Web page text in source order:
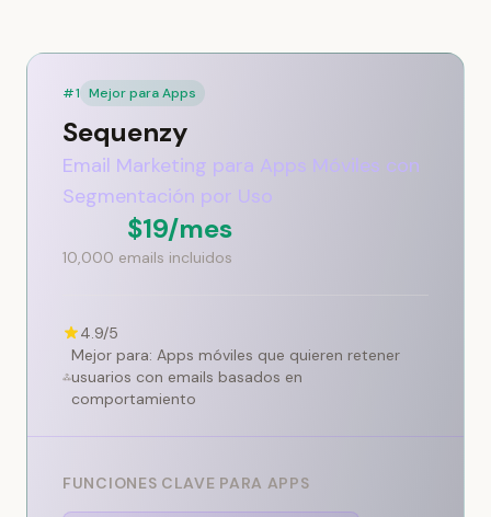
#1 Mejor para Apps
Sequenzy
Email Marketing para Apps Móviles con
Segmentación por Uso
$19/mes
10,000 emails incluidos
4.9/5
Mejor para: Apps móviles que quieren retener
usuarios con emails basados en
comportamiento
FUNCIONES CLAVE PARA APPS